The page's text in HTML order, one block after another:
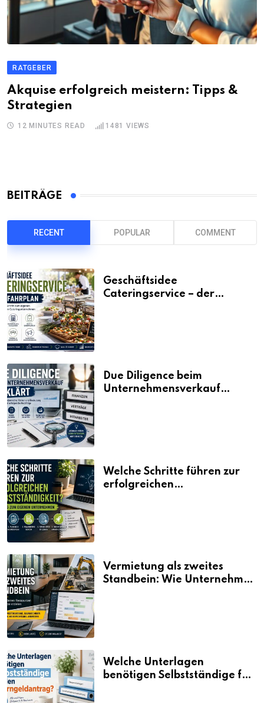
RATGEBER
Akquise erfolgreich meistern: Tipps &
Strategien
12 MINUTES READ 1481 VIEWS
BEITRÄGE
RECENT POPULAR COMMENT
Geschäftsidee
Cateringservice – der
Due Diligence beim
Unternehmensverkauf
Welche Schritte führen zur
erfolgreichen
Vermietung als zweites
Standbein: Wie Unternehmen
Welche Unterlagen
benötigen Selbstständige für